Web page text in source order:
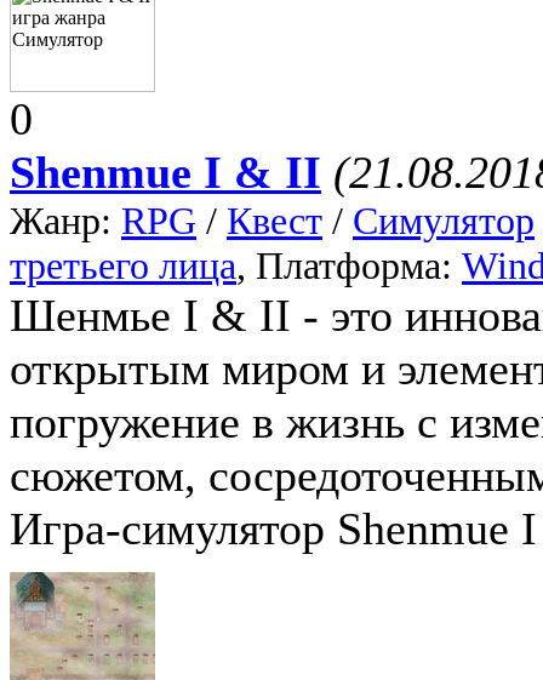
0
Shenmue I & II
Жанр: RPG / Квест / Симулятор
третьего лица, Платформа:
Шенмье I & II - это
открытым миром и
погружение в жизнь с
сюжетом,
Игра-симулятор Shenmue